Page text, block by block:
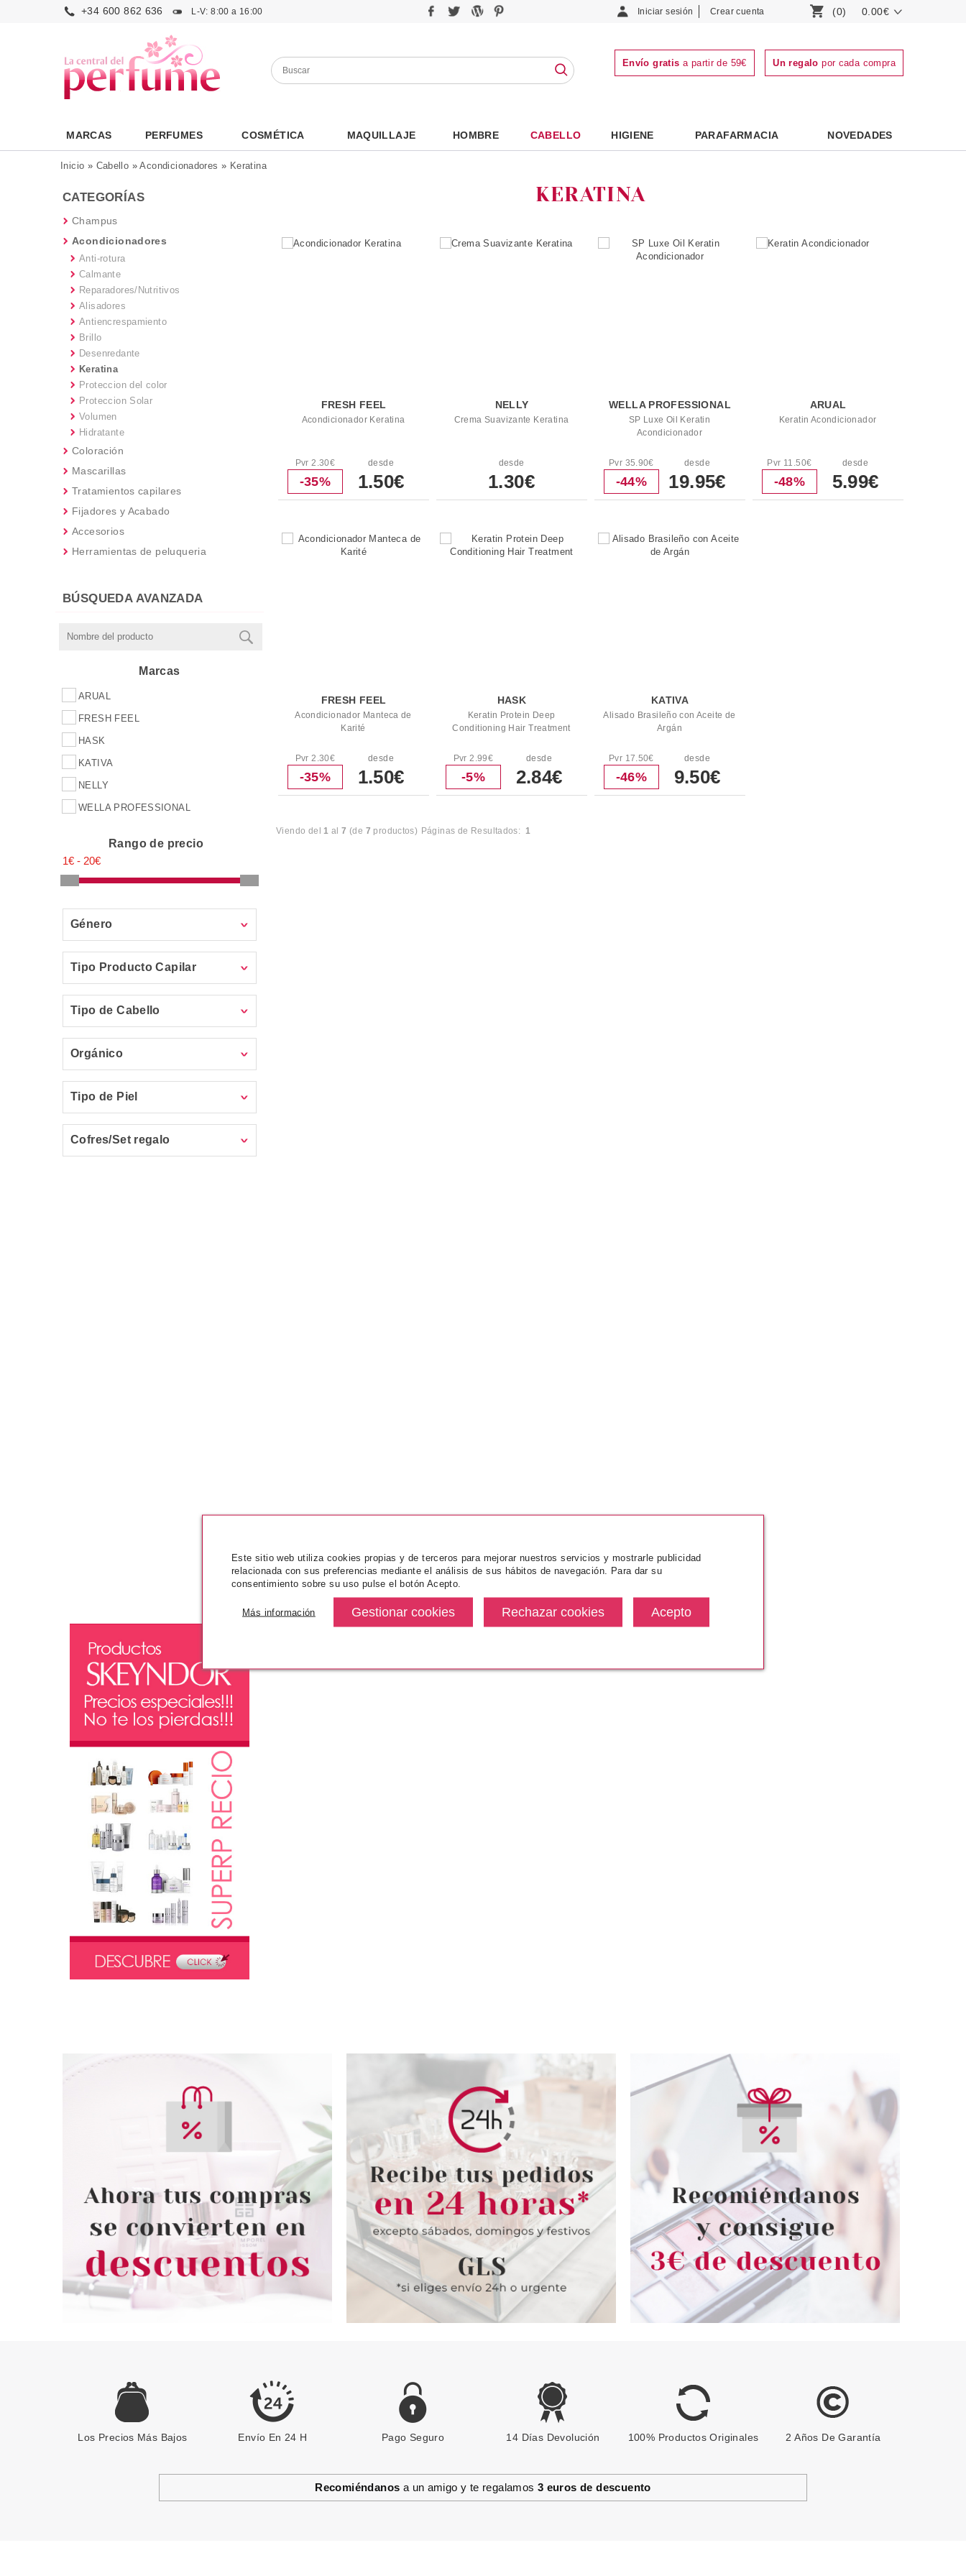
+34 600 862 636 L-V: 8:00 a 16:00 Iniciar sesión Crear cuenta (0) 0.00€
Envío gratis a partir de 59€ Un regalo por cada compra
MARCAS PERFUMES COSMÉTICA MAQUILLAJE HOMBRE CABELLO HIGIENE PARAFARMACIA NOVEDADES
Inicio » Cabello »Acondicionadores » Keratina
CATEGORÍAS
Champus
Acondicionadores
Anti-rotura
Calmante
Reparadores/Nutritivos
Alisadores
Antiencrespamiento
Brillo
Desenredante
Keratina
Proteccion del color
Proteccion Solar
Volumen
Hidratante
Coloración
Mascarillas
Tratamientos capilares
Fijadores y Acabado
Accesorios
Herramientas de peluqueria
BÚSQUEDA AVANZADA
Marcas
ARUAL
FRESH FEEL
HASK
KATIVA
NELLY
WELLA PROFESSIONAL
Rango de precio
Género
Tipo Producto Capilar
Tipo de Cabello
Orgánico
Tipo de Piel
Cofres/Set regalo
KERATINA
FRESH FEEL
Acondicionador Keratina
Pvr 2.30€
-35%
desde
1.50€
NELLY
Crema Suavizante Keratina
desde
1.30€
WELLA PROFESSIONAL
SP Luxe Oil Keratin
Acondicionador
Pvr 35.90€
-44%
desde
19.95€
ARUAL
Keratin Acondicionador
Pvr 11.50€
-48%
desde
5.99€
FRESH FEEL
Acondicionador Manteca de
Karité
Pvr 2.30€
-35%
desde
1.50€
HASK
Keratin Protein Deep
Conditioning Hair Treatment
Pvr 2.99€
-5%
desde
2.84€
KATIVA
Alisado Brasileño con Aceite de
Argán
Pvr 17.50€
-46%
desde
9.50€
Viendo del1 al7 (de 7 productos) Páginas de Resultados:1
Los Precios Más Bajos Envío En 24 H Pago Seguro 14 Días Devolución 100% Productos Originales 2 Años De Garantía
Recomiéndanos a un amigo y te regalamos 3 euros de descuento
Este sitio web utiliza cookies propias y de terceros para mejorar nuestros servicios y mostrarle publicidad
relacionada con sus preferencias mediante el análisis de sus hábitos de navegación. Para dar su
consentimiento sobre su uso pulse el botón Acepto.
Más información